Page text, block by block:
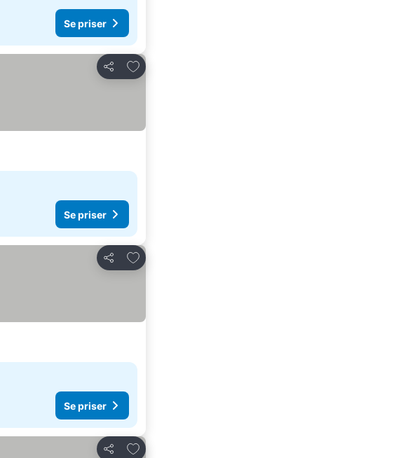
Se priser
Del
Legg til i favoritter
Se priser
Del
Legg til i favoritter
Se priser
Del
Legg til i favoritter